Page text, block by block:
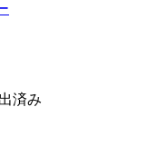
済み